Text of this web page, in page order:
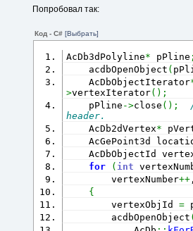
Попробовал так:
Код - C# [Выбрать]
AcDb3dPolyline* pPline
acdbOpenObject (
AcDbObjectIterator
>vertexIterator( ) ;
pPline ->close ( ) ;
header.
AcDb2dVertex*
AcGePoint3d
AcDbObjectId
for
( int
vertexNumber++
{
vertexObjId =
acdbOpenObject